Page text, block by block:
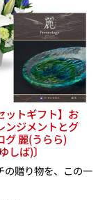
ットギフト】お
ンジメントとグ
グ 麗(うらら)
しば)〕
の贈り物を、この一